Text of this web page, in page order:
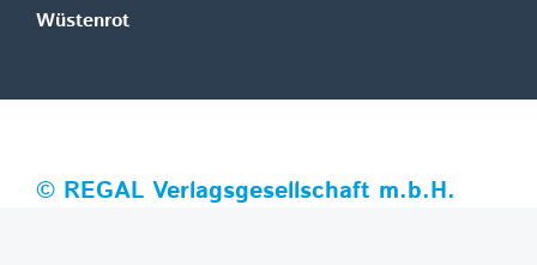
Wüstenrot
© REGAL Verlagsgesellschaft m.b.H.